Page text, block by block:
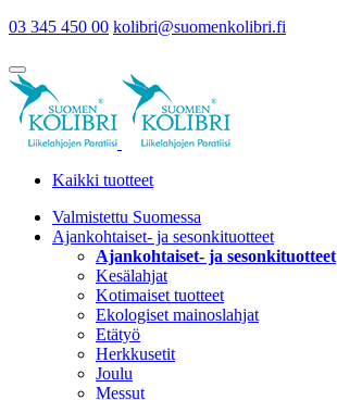
03 345 450 00 kolibri@suomenkolibri.fi
Kaikki tuotteet
Valmistettu Suomessa
Ajankohtaiset- ja sesonkituotteet
Ajankohtaiset- ja sesonkituotteet
Kesälahjat
Kotimaiset tuotteet
Ekologiset mainoslahjat
Etätyö
Herkkusetit
Joulu
Messut